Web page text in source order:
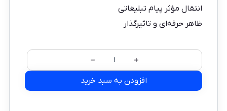
انتقال مؤثر پیام تبلیغاتی
ظاهر حرفه‌ای و تاثیرگذار
افزودن به سبد خرید